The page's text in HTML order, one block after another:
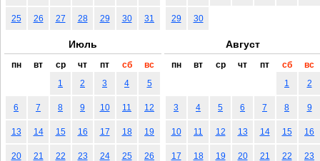
25 26 27 28 29 30 31 29 30
Июль
пн вт ср чт пт сб
вс
1
2 3 4 5
6 7 8 9 10 11 12
13 14 15 16 17 18 19
20 21 22 23 24 25 26
Август
пн вт ср чт пт сб
вс
1
2
3 4 5 6 7 8 9
10 11 12 13 14 15 16
17 18 19 20 21 22 23